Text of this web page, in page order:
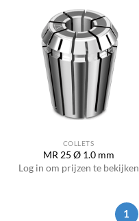
COLLETS
MR 25 Ø 1.0 mm
Log in om prijzen te bekijken
1